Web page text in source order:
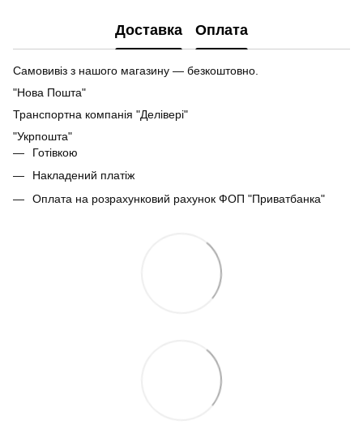
Доставка Оплата
Самовивіз з нашого магазину — безкоштовно.
"Нова Пошта"
Транспортна компанія "Делівері"
"Укрпошта"
Готівкою
Накладений платіж
Оплата на розрахунковий рахунок ФОП "Приватбанка"